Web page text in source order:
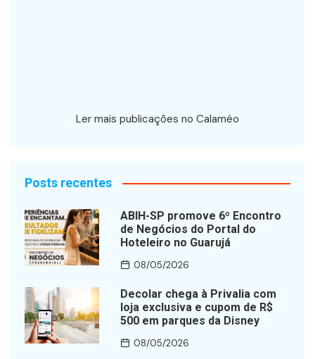
Ler mais publicações no Calaméo
Posts recentes
ABIH-SP promove 6º Encontro
de Negócios do Portal do
Hoteleiro no Guarujá
08/05/2026
Decolar chega à Privalia com
loja exclusiva e cupom de R$
500 em parques da Disney
08/05/2026